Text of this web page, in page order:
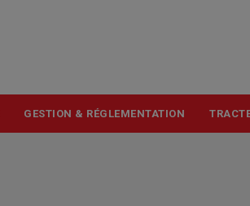
GESTION & RÉGLEMENTATION